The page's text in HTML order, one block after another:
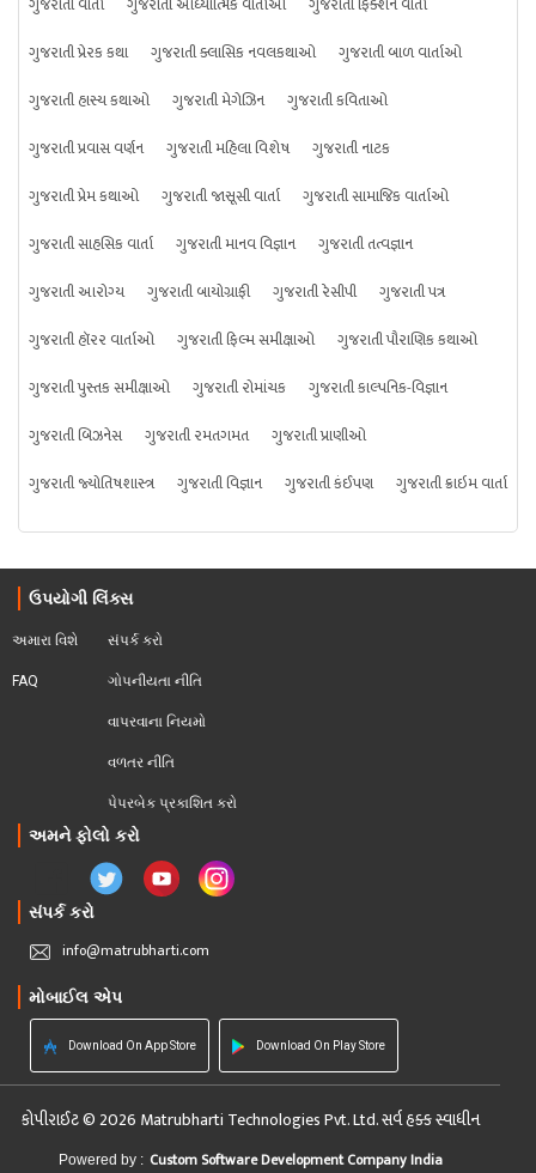
ગુજરાતી પ્રેરક કથા
ગુજરાતી ક્લાસિક નવલકથાઓ
ગુજરાતી બાળ વાર્તાઓ
ગુજરાતી હાસ્ય કથાઓ
ગુજરાતી મેગેઝિન
ગુજરાતી કવિતાઓ
ગુજરાતી પ્રવાસ વર્ણન
ગુજરાતી મહિલા વિશેષ
ગુજરાતી નાટક
ગુજરાતી પ્રેમ કથાઓ
ગુજરાતી જાસૂસી વાર્તા
ગુજરાતી સામાજિક વાર્તાઓ
ગુજરાતી સાહસિક વાર્તા
ગુજરાતી માનવ વિજ્ઞાન
ગુજરાતી તત્વજ્ઞાન
ગુજરાતી આરોગ્ય
ગુજરાતી બાયોગ્રાફી ગુજરાતી રેસીપી
ગુજરાતી પત્ર
ગુજરાતી હૉરર વાર્તાઓ
ગુજરાતી ફિલ્મ સમીક્ષાઓ
ગુજરાતી પૌરાણિક કથાઓ
ગુજરાતી પુસ્તક સમીક્ષાઓ
ગુજરાતી રોમાંચક
ગુજરાતી કાલ્પનિક-વિજ્ઞાન
ગુજરાતી બિઝનેસ
ગુજરાતી રમતગમત
ગુજરાતી પ્રાણીઓ
ગુજરાતી જ્યોતિષશાસ્ત્ર
ગુજરાતી વિજ્ઞાન ગુજરાતી કંઈપણ ગુજરાતી ક્રાઇમ વાર્તા
ઉપયોગી લિંક્સ
અમારા વિશે
FAQ
સંપર્ક કરો
ગોપનીયતા નીતિ
વાપરવાના નિયમો
વળતર નીતિ
પેપરબેક પ્રકાશિત કરો
અમને ફોલો કરો
સંપર્ક કરો
info@matrubharti.com
મોબાઈલ એપ
Download On App Store Download On Play Store
કોપીરાઈટ © 2026 Matrubharti Technologies Pvt. Ltd. સર્વ હક્ક સ્વાધીન
Powered by : Custom Software Development Company India